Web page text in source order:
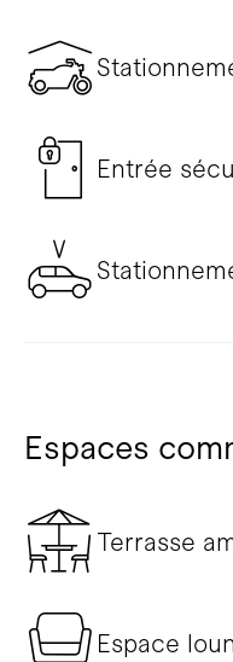
Entrée
Espaces
Terrasse
Espace